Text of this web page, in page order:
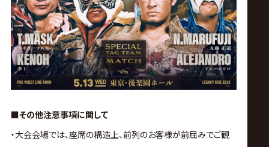
■その他注意事項に関して
・大会会場では、座席の構造上、前列のお客様が前屈みでご観